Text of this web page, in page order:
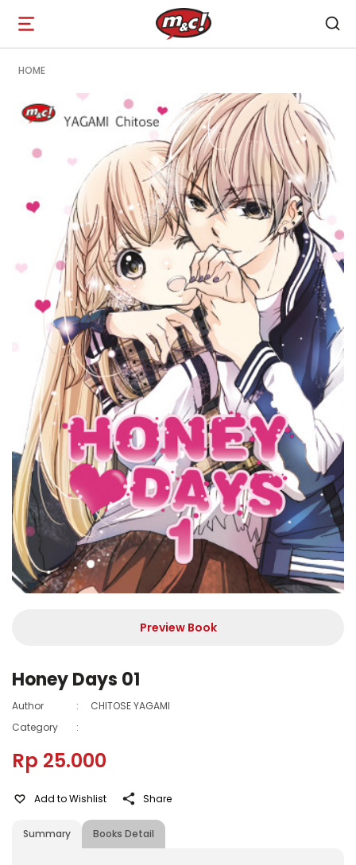
Open
navigation
HOME
Preview Book
Honey Days 01
Author :
CHITOSE YAGAMI
Category
:
Rp 25.000
Summary Books Detail
Add to Wishlist Share